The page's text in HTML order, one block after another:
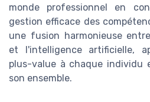
monde professionnel en
gestion efficace des
une fusion harmonieuse
et l'intelligence artificielle,
plus-value à chaque individu
son ensemble.